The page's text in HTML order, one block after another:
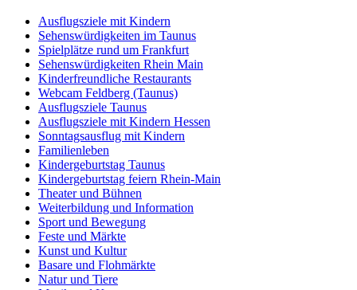
Ausflugsziele mit Kindern
Sehenswürdigkeiten im Taunus
Spielplätze rund um Frankfurt
Sehenswürdigkeiten Rhein Main
Kinderfreundliche Restaurants
Webcam Feldberg (Taunus)
Ausflugsziele Taunus
Ausflugsziele mit Kindern Hessen
Sonntagsausflug mit Kindern
Familienleben
Kindergeburtstag Taunus
Kindergeburtstag feiern Rhein-Main
Theater und Bühnen
Weiterbildung und Information
Sport und Bewegung
Feste und Märkte
Kunst und Kultur
Basare und Flohmärkte
Natur und Tiere